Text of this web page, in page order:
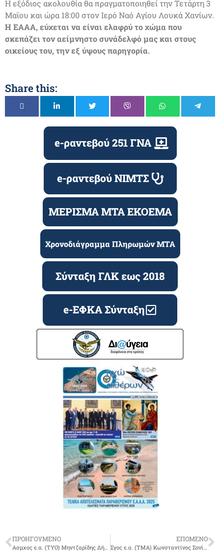
Η εξόδιος ακολουθία θα πραγματοποιηθεί την Τετάρτη 3
Μαϊου και ώρα 18:00 στον Ιερό Ναό Αγίου Λουκά Χανίων.
Η ΕΑΑΑ, εύχεται να είναι ελαφρύ το χώμα που
σκεπάζει τον αείμνηστο συνάδελφό μας και στους
οικείους του, την εξ ύψους παρηγορία.
Share this:
e-ραντεβού 251 ΓΝΑ
e-ραντεβού ΝΙΜΤΣ
ΜΕΡΙΣΜΑ ΜΤΑ ΕΚΟΕΜΑ
Χρονοδιάγραμμα Πληρωμών ΜΤΑ
Σύνταξη ΓΛΚ εως 2018
e-ΕΦΚΑ Σύνταξη
ΠΡΟΗΓΟΥΜΕΝΟ ΕΠΟΜΕΝΟ